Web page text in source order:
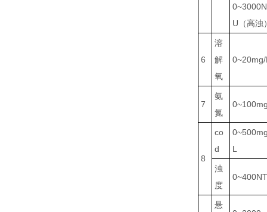
U（高浊
6
溶
解
氧
7
氨
氮
8
co
d
L
浊
度
悬